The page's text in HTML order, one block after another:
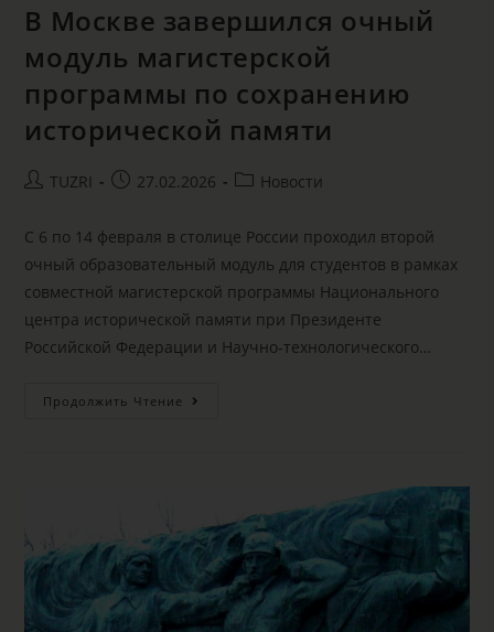
В Москве завершился очный
модуль магистерской
программы по сохранению
исторической памяти
TUZRI 27.02.2026 Новости
С 6 по 14 февраля в столице России проходил второй
очный образовательный модуль для студентов в рамках
совместной магистерской программы Национального
центра исторической памяти при Президенте
Российской Федерации и Научно-технологического…
Продолжить Чтение